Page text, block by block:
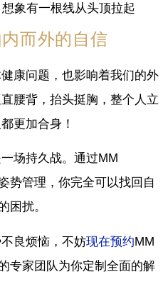
象有一根线从头顶拉起
而外的自信
康问题，也影响着我们的外
腰背，抬头挺胸，整个人立
更加合身！
场持久战。通过MM
势管理，你完全可以找回自
困扰。
良烦恼，不妨现在预约MM
专家团队为你定制全面的解